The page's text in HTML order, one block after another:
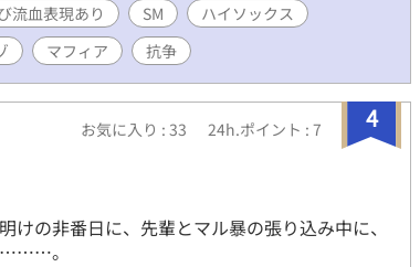
流血表現あり SM
ハイソックス
マフィア 抗争
4
お気に入り : 33 24h.ポイント : 7
けの非番日に、先輩とマル暴の張り込み中に、
………。